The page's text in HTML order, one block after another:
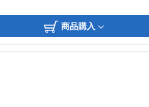
商品購入